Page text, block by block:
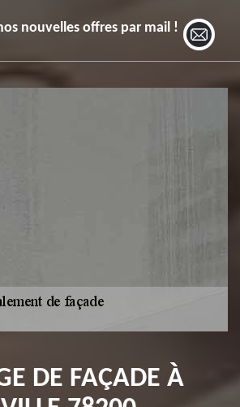
nouvelles offres par mail !
DE FAÇADE À